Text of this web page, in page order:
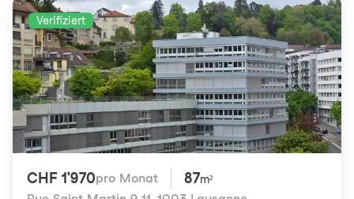
Verifiziert
CHF 1'970pro Monat 87m²